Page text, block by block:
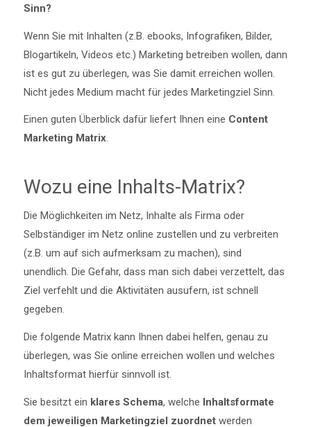
Sinn?
Wenn Sie mit Inhalten (z.B. ebooks, Infografiken, Bilder,
Blogartikeln, Videos etc.) Marketing betreiben wollen, dann
ist es gut zu überlegen, was Sie damit erreichen wollen.
Nicht jedes Medium macht für jedes Marketingziel Sinn.
Einen guten Überblick dafür liefert Ihnen eine Content
Marketing Matrix.
Wozu eine Inhalts-Matrix?
Die Möglichkeiten im Netz, Inhalte als Firma oder
Selbständiger im Netz online zustellen und zu verbreiten
(z.B. um auf sich aufmerksam zu machen), sind
unendlich. Die Gefahr, dass man sich dabei verzettelt, das
Ziel verfehlt und die Aktivitäten ausufern, ist schnell
gegeben.
Die folgende Matrix kann Ihnen dabei helfen, genau zu
überlegen, was Sie online erreichen wollen und welches
Inhaltsformat hierfür sinnvoll ist.
Sie besitzt ein klares Schema, welche Inhaltsformate
dem jeweiligen Marketingziel zuordnet werden